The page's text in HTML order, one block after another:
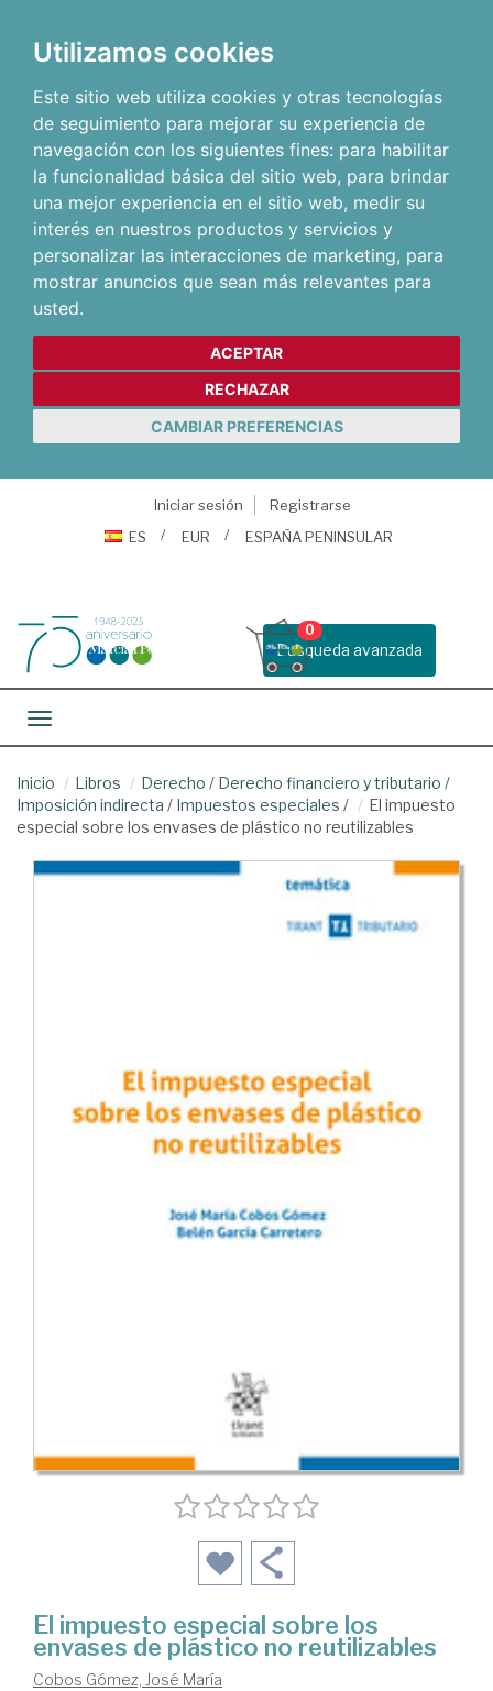
Utilizamos cookies
Este sitio web utiliza cookies y otras tecnologías
de seguimiento para mejorar su experiencia de
navegación con los siguientes fines: para habilitar
la funcionalidad básica del sitio web, para brindar
una mejor experiencia en el sitio web, medir su
interés en nuestros productos y servicios y
personalizar las interacciones de marketing, para
mostrar anuncios que sean más relevantes para
usted.
ACEPTAR
RECHAZAR
CAMBIAR PREFERENCIAS
Iniciar sesión
Registrarse
ES
EUR ESPAÑA PENINSULAR
Busqueda avanzada
0
Toggle navigation
Inicio Libros Derecho / Derecho financiero y tributario /
Imposición indirecta / Impuestos especiales /
El impuesto
especial sobre los envases de plástico no reutilizables
El impuesto especial sobre los
envases de plástico no reutilizables
Cobos Gómez, José María